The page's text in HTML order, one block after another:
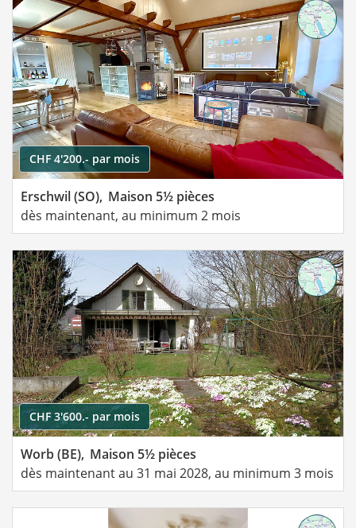
CHF 4'200.- par mois
Erschwil (SO), Maison 5½ pièces
dès maintenant, au minimum 2 mois
CHF 3'600.- par mois
Worb (BE), Maison 5½ pièces
dès maintenant au 31 mai 2028, au minimum 3 mois